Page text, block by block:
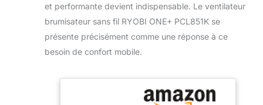
et performante devient indispensable. Le ventilateur
brumisateur sans fil RYOBI ONE+ PCL851K se
présente précisément comme une réponse à ce
besoin de confort mobile.